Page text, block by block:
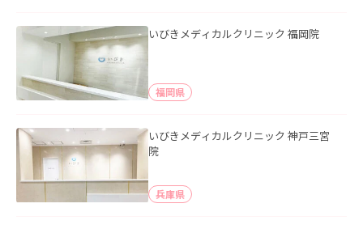
いびきメディカルクリニック 福岡院
福岡県
いびきメディカルクリニック 神戸三宮
院
兵庫県